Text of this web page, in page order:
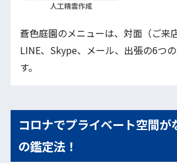
人工精霊作成
蒼色庭園のメニューは、対面（ご来
LINE、Skype、メール、出張の6つ
す。
コロナでプライベート空間が
の鑑定法！